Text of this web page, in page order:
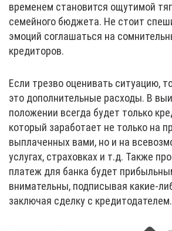
временем становится ощутимой
семейного бюджета. Не стоит
эмоций соглашаться на
кредиторов.
Если трезво оценивать ситуацию,
это дополнительные расходы. В
положении всегда будет только
который заработает не только на
выплаченных вами, но и на
услугах, страховках и т.д. Также
платеж для банка будет
внимательны, подписывая какие-
заключая сделку с кредитодателем.